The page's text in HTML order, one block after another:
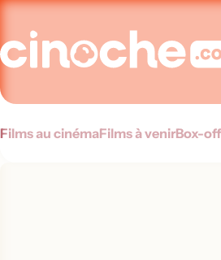
Films au cinémaFilms à venirBox-